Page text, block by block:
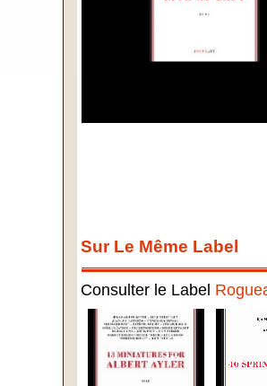
Sur Le Même Label
Consulter le Label